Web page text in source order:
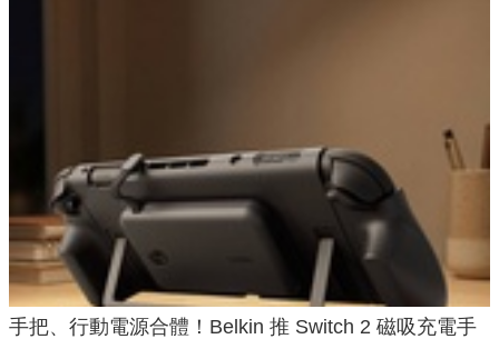
手把、行動電源合體！Belkin 推 Switch 2 磁吸充電手